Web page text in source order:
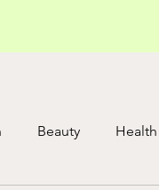
Beauty Health